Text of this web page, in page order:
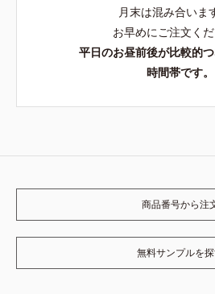
月末は混み合いま
お早めにご注文くだ
平日のお昼前後が比較的
時間帯です。
商品番号から注
無料サンプルを